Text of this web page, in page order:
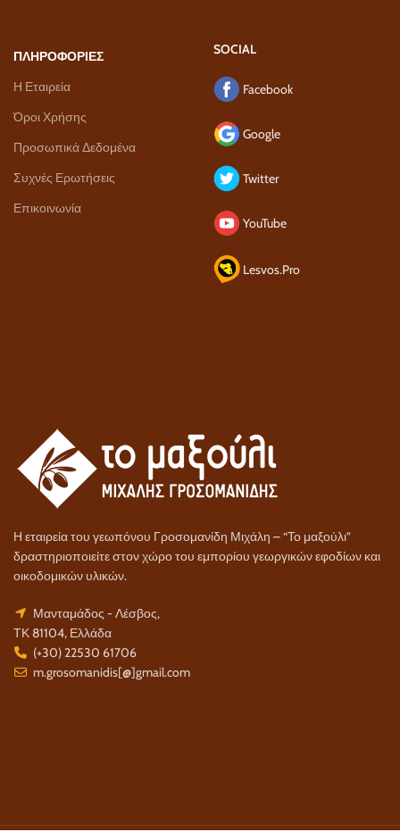
ΠΛΗΡΟΦΟΡΙΕΣ
Η Εταιρεία
Όροι Χρήσης
Προσωπικά Δεδομένα
Συχνές Ερωτήσεις
Επικοινωνία
SOCIAL
Facebook
Google
Twitter
YouTube
Lesvos.Pro
Η εταιρεία του γεωπόνου Γροσομανίδη Μιχάλη – “Το μαξούλι”
δραστηριοποιείτε στον χώρο του εμπορίου γεωργικών εφοδίων και
οικοδομικών υλικών.
Μανταμάδος - Λέσβος,
ΤΚ 81104, Ελλάδα
(+30) 22530 61706
m.grosomanidis[@]gmail.com